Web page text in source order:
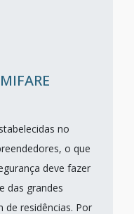
no
o que
deve fazer
das grandes
de residências. Por